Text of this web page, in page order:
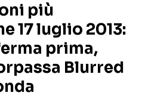
TESTI CANZONI
TOUR ED EVENTI
TALENT SHOW
più
17 luglio 2013:
prima,
Blurred